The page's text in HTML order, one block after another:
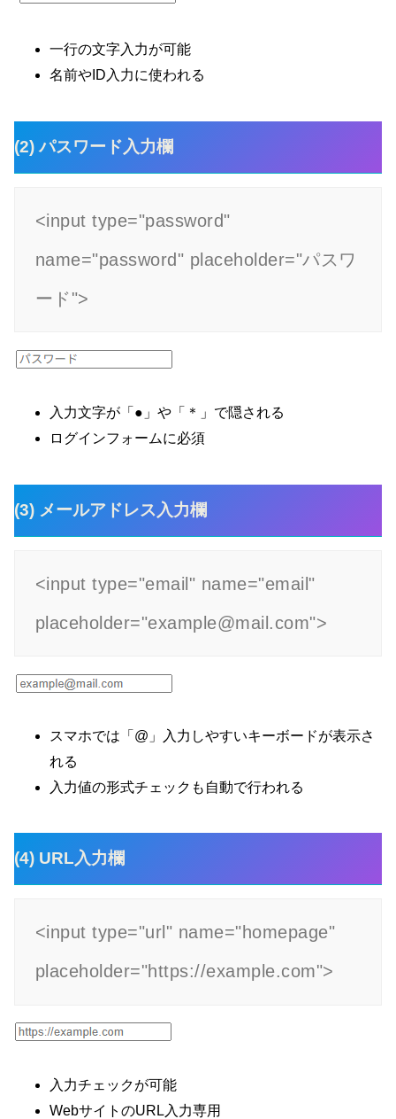
一行の文字入力が可能
名前やID入力に使われる
(2) パスワード入力欄
<input type="password"
name="password" placeholder="パスワ
ード">
入力文字が「●」や「＊」で隠される
ログインフォームに必須
(3) メールアドレス入力欄
<input type="email" name="email"
placeholder="example@mail.com">
スマホでは「@」入力しやすいキーボードが表示さ
れる
入力値の形式チェックも自動で行われる
(4) URL入力欄
<input type="url" name="homepage"
入力チェックが可能
WebサイトのURL入力専用